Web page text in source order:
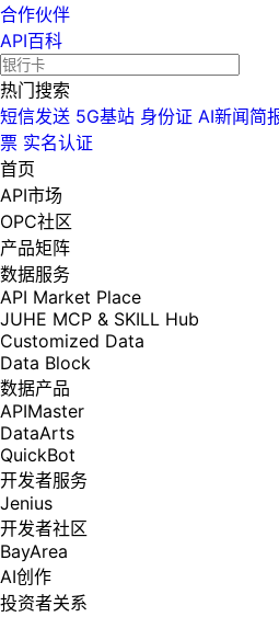
合作伙伴
API百科
热门搜索
短信发送 5G基站 身份证 AI新闻简
票 实名认证
首页
API市场
OPC社区
产品矩阵
数据服务
API Market Place
JUHE MCP & SKILL Hub
Customized Data
Data Block
数据产品
APIMaster
DataArts
QuickBot
开发者服务
Jenius
开发者社区
BayArea
AI创作
投资者关系